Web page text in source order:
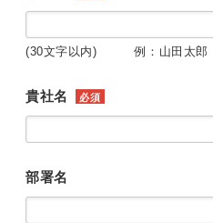
(30文字以内) 例：山田太郎
貴社名 必須
部署名